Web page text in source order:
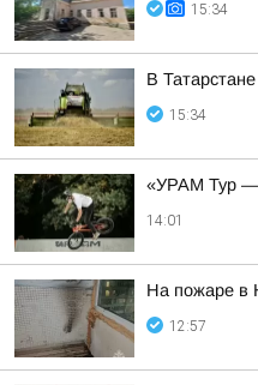
15:34
В
15:34
«УРАМ Тур —
14:01
На пожаре в
12:57